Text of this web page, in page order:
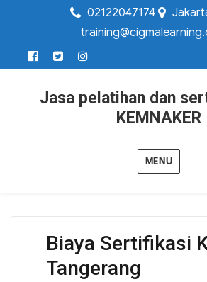
02122047174
Jasa pelatihan dan
KEMNAKER
MENU
Biaya Sertifikasi
Tangerang